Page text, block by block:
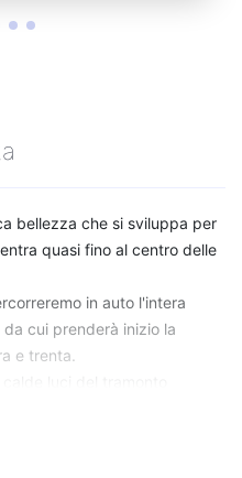
bellezza che si sviluppa per
quasi fino al centro delle
in auto l'intera
cui prenderà inizio la
e trenta.
guida naturalistica la